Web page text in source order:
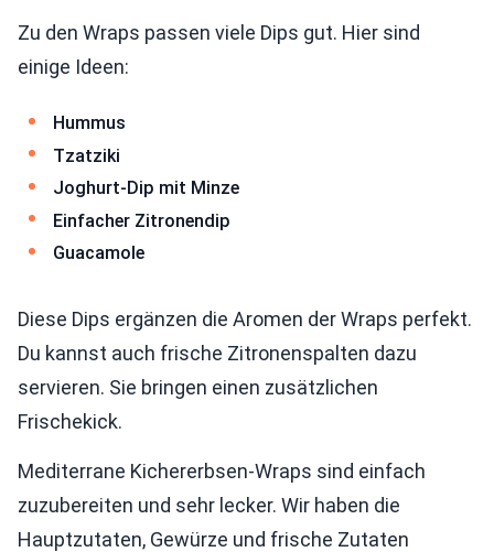
Zu den Wraps passen viele Dips gut. Hier sind
einige Ideen:
Hummus
Tzatziki
Joghurt-Dip mit Minze
Einfacher Zitronendip
Guacamole
Diese Dips ergänzen die Aromen der Wraps perfekt.
Du kannst auch frische Zitronenspalten dazu
servieren. Sie bringen einen zusätzlichen
Frischekick.
Mediterrane Kichererbsen-Wraps sind einfach
zuzubereiten und sehr lecker. Wir haben die
Hauptzutaten, Gewürze und frische Zutaten